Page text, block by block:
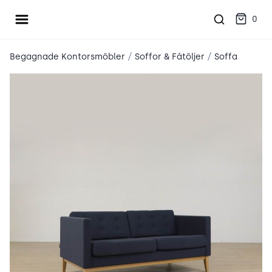
Öppna meny 0
Begagnade Kontorsmöbler / Soffor & Fåtöljer / Soffa